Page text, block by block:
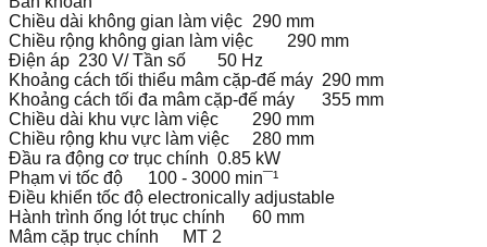
Chiều dài không gian làm việc 290 mm
Chiều rộng không gian làm việc
290 mm
Điện áp 230 V/ Tần số
50 Hz
Khoảng cách tối thiểu mâm cặp-đế máy 290 mm
Khoảng cách tối đa mâm cặp-đế máy
355 mm
Chiều dài khu vực làm việc
290 mm
Chiều rộng khu vực làm việc
280 mm
Đầu ra động cơ trục chính 0.85 kW
Phạm vi tốc độ
100 - 3000 min¯¹
Điều khiển tốc độ electronically adjustable
Hành trình ống lót trục chính
60 mm
Mâm cặp trục chính
MT 2